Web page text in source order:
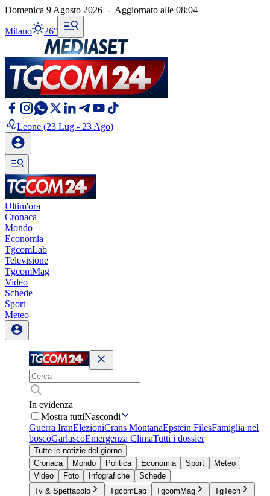
Domenica 9 Agosto 2026 - Aggiornato alle 08:04
Milano 26°
Leone (23 Lug - 23 Ago)
Ultim'ora
Cronaca
Mondo
Economia
TgcomLab
Televisione
TgcomMag
Video
Schede
Sport
Meteo
In evidenza
Mostra tuttiNascondi
Guerra IranElezioniCrans MontanaEpstein FilesFamiglia nel
boscoGarlascoEmergenza ClimaTutti i dossier
Tutte le notizie del giorno
Cronaca
Mondo Politica Economia Sport
Meteo
Video
Foto Infografiche
Schede
Tv & Spettacolo
TgcomLab TgcomMag
TgTech